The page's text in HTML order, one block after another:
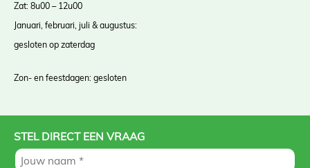
Zat: 8u00 – 12u00
Januari, februari, juli & augustus:
gesloten op zaterdag
Zon- en feestdagen: gesloten
STEL DIRECT EEN VRAAG